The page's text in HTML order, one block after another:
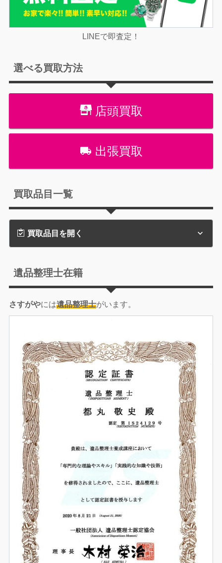
LINEで即査定！
選べる買取方法
店頭買取
出張買取
買取品目一覧
買取品目を開く
遺品整理士在籍
さすがやには遺品整理士がいます。